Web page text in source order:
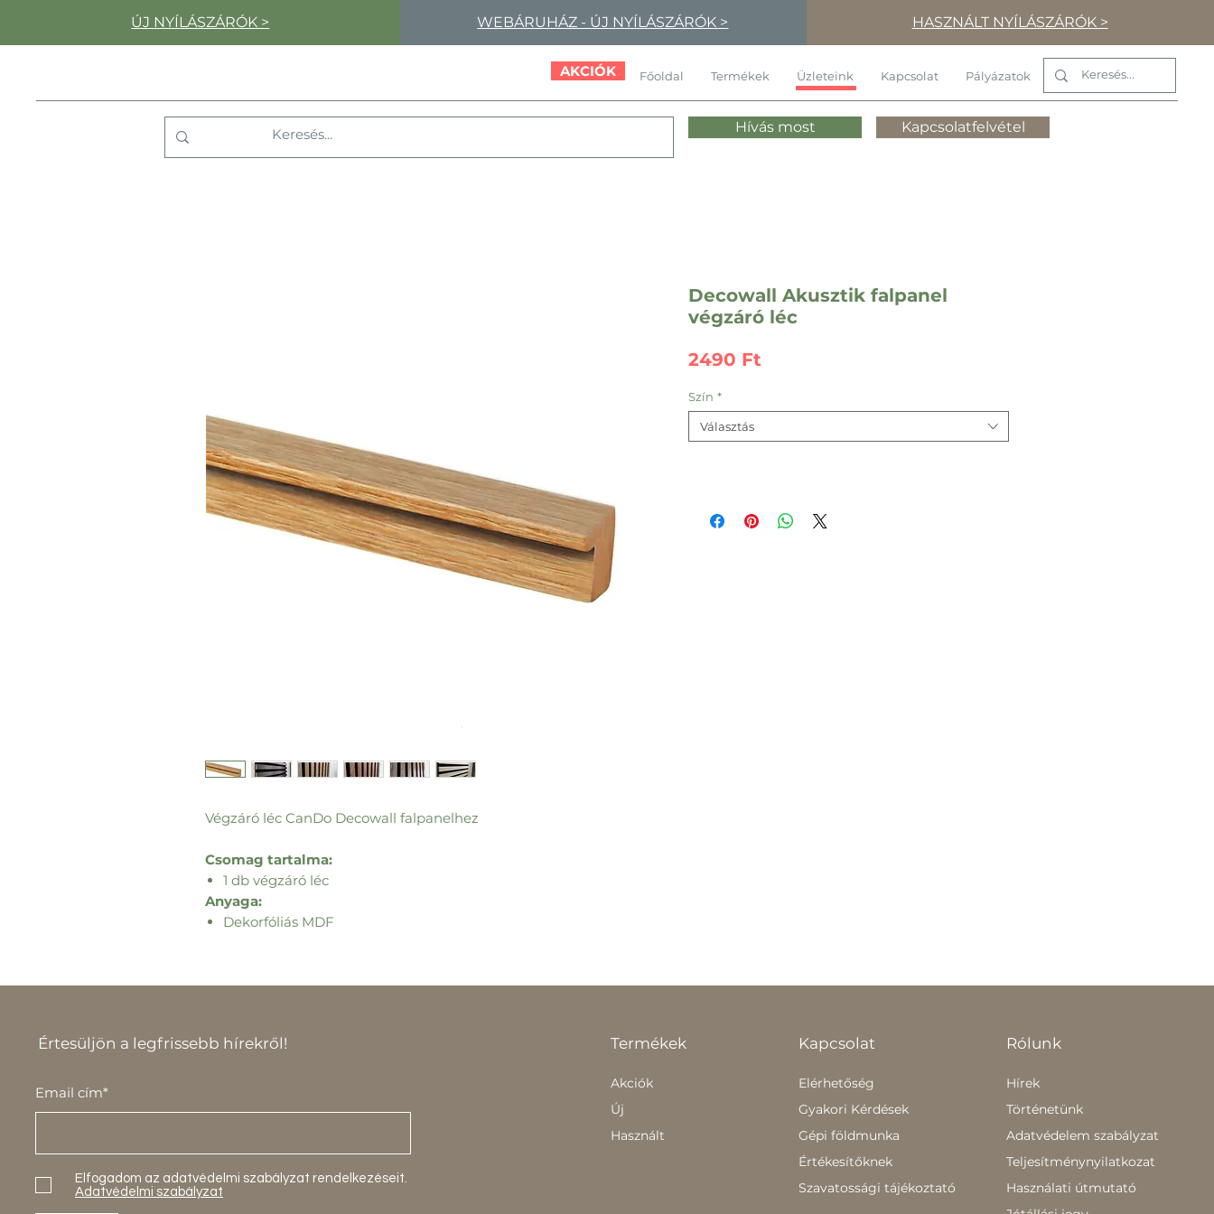
ÚJ NYÍLÁSZÁRÓK > WEBÁRUHÁZ - ÚJ NYÍLÁSZÁRÓK > HASZNÁLT NYÍLÁSZÁRÓK >
AKCIÓK Főoldal Termékek Üzleteink Kapcsolat Pályázatok
Hívás most Kapcsolatfelvétel
Végzáró léc CanDo Decowall falpanelhez
Csomag tartalma:
1 db végzáró léc
Anyaga:
Dekorfóliás MDF
Decowall Akusztik falpanel
végzáró léc
2490 Ft
Szín *
Választás
Értesüljön a legfrissebb hírekről!
Email cím*
Elfogadom az adatvédelmi szabályzat rendelkezéseit.
Adatvédelmi szabályzat
Termékek
Akciók
Új
Használt
Kapcsolat
Elérhetőség
Gyakori Kérdések
Gépi földmunka
Értékesítőknek
Szavatossági tájékoztató
Rólunk
Hírek
Történetünk
Adatvédelem szabályzat
Teljesítménynyilatkozat
Használati útmutató